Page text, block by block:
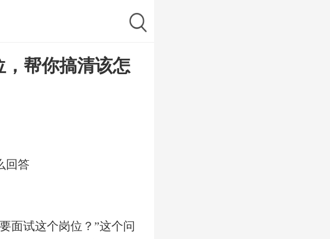
帮你搞清该怎
回答
面试这个岗位？”这个问